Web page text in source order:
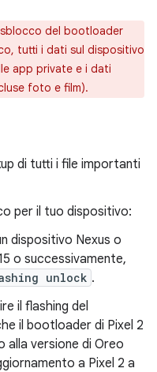
del bootloader
tutti i dati sul dispositivo
app private e i dati
foto e film).
di tutti i file importanti
per il tuo dispositivo:
dispositivo Nexus o
o successivamente,
unlock .
il flashing del
il bootloader di Pixel 2
alla versione di Oreo
a Pixel 2 a